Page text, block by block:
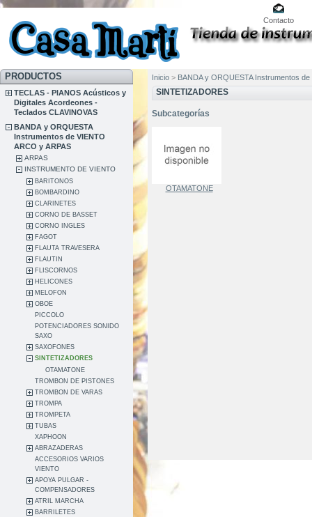
Contacto
PRODUCTOS
TECLAS - PIANOS Acústicos y
Digitales Acordeones -
Teclados CLAVINOVAS
BANDA y ORQUESTA
Instrumentos de VIENTO
ARCO y ARPAS
ARPAS
INSTRUMENTO DE VIENTO
BARITONOS
BOMBARDINO
CLARINETES
CORNO DE BASSET
CORNO INGLES
FAGOT
FLAUTA TRAVESERA
FLAUTIN
FLISCORNOS
HELICONES
MELOFON
OBOE
PICCOLO
POTENCIADORES SONIDO
SAXO
SAXOFONES
SINTETIZADORES
OTAMATONE
TROMBON DE PISTONES
TROMBON DE VARAS
TROMPA
TROMPETA
TUBAS
XAPHOON
ABRAZADERAS
ACCESORIOS VARIOS
VIENTO
APOYA PULGAR -
COMPENSADORES
ATRIL MARCHA
BARRILETES
Inicio > BANDA y ORQUESTA Instrumentos
SINTETIZADORES
Subcategorías
OTAMATONE